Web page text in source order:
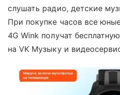
слушать радио, детские
При покупке часов все
4G Wink получат
на VK Музыку и